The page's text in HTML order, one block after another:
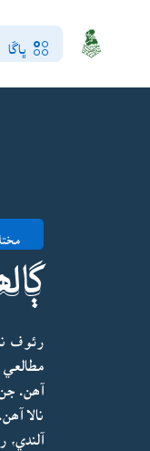
ڀاڱا
رئوف
آھن.
نالا